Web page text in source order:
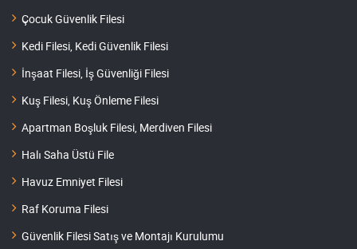
Çocuk Güvenlik Filesi
Kedi Filesi, Kedi Güvenlik Filesi
İnşaat Filesi, İş Güvenliği Filesi
Kuş Filesi, Kuş Önleme Filesi
Apartman Boşluk Filesi, Merdiven Filesi
Halı Saha Üstü File
Havuz Emniyet Filesi
Raf Koruma Filesi
Güvenlik Filesi Satış ve Montajı Kurulumu